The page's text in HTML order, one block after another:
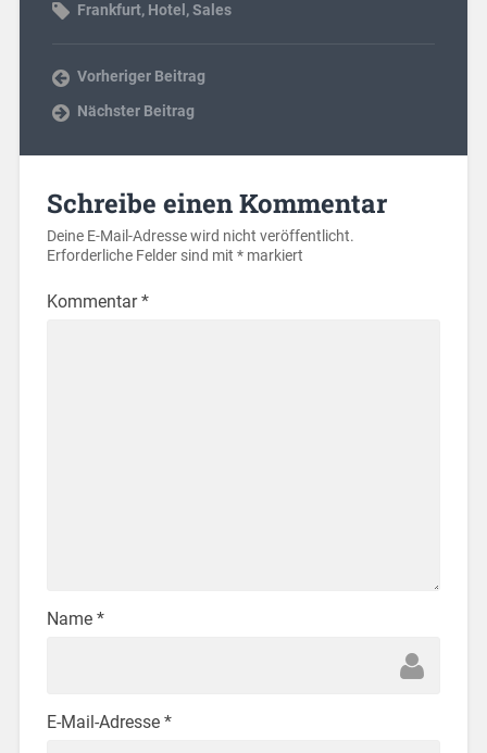
Frankfurt, Hotel ,Sales
Vorheriger Beitrag
Nächster Beitrag
Schreibe einen Kommentar
Deine E-Mail-Adresse wird nicht veröffentlicht.
Erforderliche Felder sind mit *markiert
Kommentar*
Name *
E-Mail-Adresse *